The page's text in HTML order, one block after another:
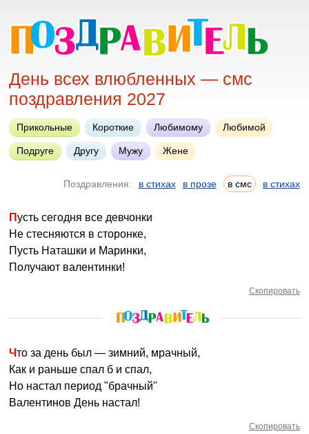
День всех влюбленных — смс
поздравления 2027
Прикольные Короткие Любимому Любимой
Подруге Другу Мужу Жене
Поздравления: в стихах в прозе в смс в стихах
Пусть сегодня все девчонки
Не стесняются в сторонке,
Пусть Наташки и Маринки,
Получают валентинки!
Скопировать
Что за день был — зимний, мрачный,
Как и раньше спал б и спал,
Но настал период "брачный"
Валентинов День настал!
Скопировать